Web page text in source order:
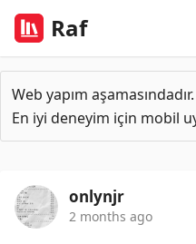
Raf
Web yapım aşamasındadır.
En iyi deneyim için mobil
onlynjr
2 months ago